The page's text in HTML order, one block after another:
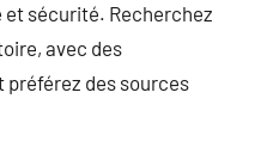
sécurité. Recherchez
avec des
préférez des sources